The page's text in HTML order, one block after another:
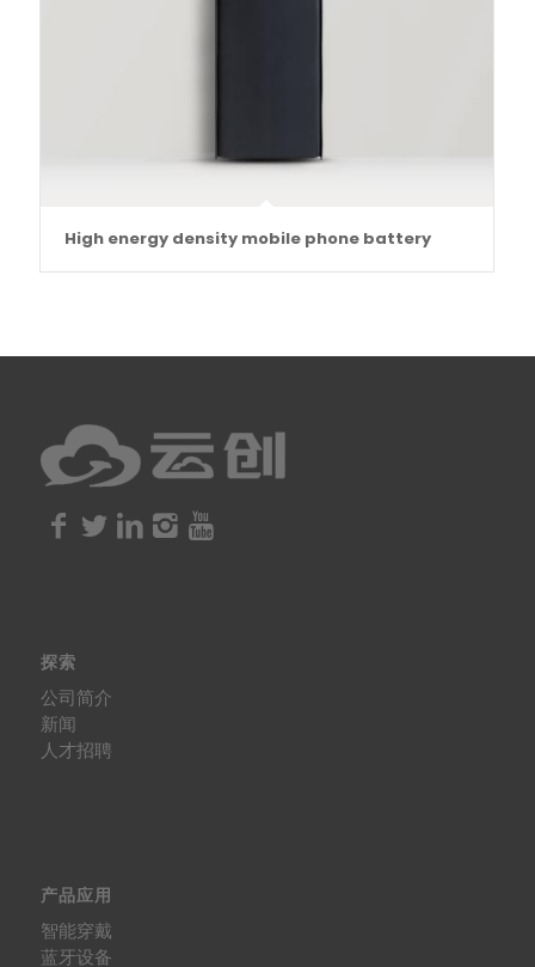
High energy density mobile phone battery
探索
公司简介
新闻
人才招聘
产品应用
智能穿戴
蓝牙设备